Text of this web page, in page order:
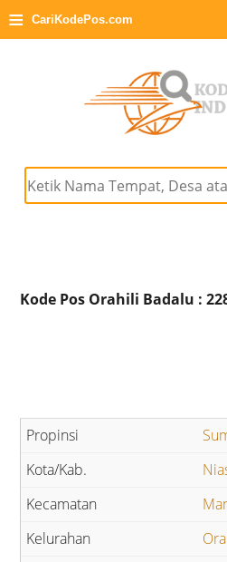
≡ CariKodePos.com
Kode Pos Orahili Badalu :